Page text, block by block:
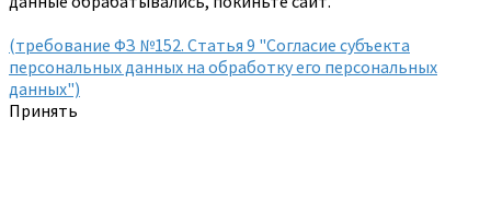
(требование ФЗ №152. Статья 9 "Согласие субъекта
персональных данных на обработку его персональных
данных")
Принять